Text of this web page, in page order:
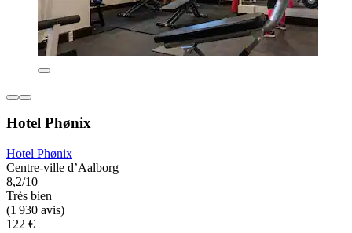
Hotel Phønix
Hotel Phønix
Centre-ville d’Aalborg
8,2/10
Très bien
(1 930 avis)
122 €